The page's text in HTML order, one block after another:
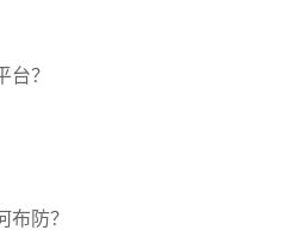
？
防？